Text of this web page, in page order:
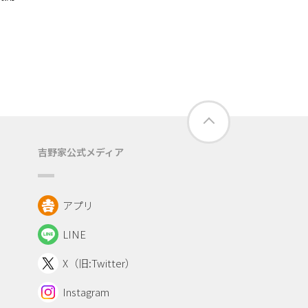
吉野家公式メディア
アプリ
LINE
X（旧:Twitter）
Instagram